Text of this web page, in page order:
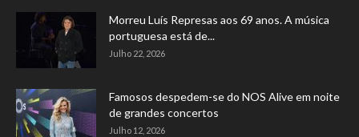
Morreu Luís Represas aos 69 anos. A música
portuguesa está de...
Julho 22, 2026
Famosos despedem-se do NOS Alive em noite
de grandes concertos
Julho 12, 2026